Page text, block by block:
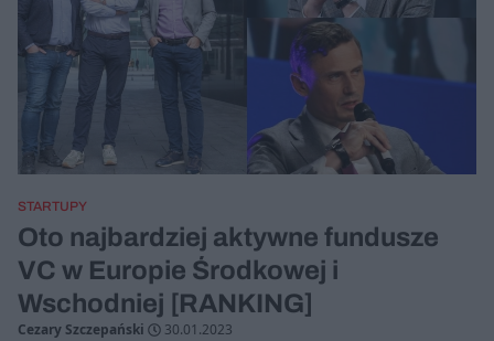
STARTUPY
Oto najbardziej aktywne fundusze
VC w Europie Środkowej i
Wschodniej [RANKING]
Cezary Szczepański 30.01.2023